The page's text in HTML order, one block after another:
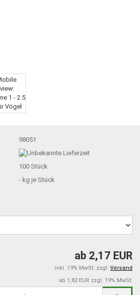
98051
100 Stück
- kg je Stück
ab 2,17 EUR
inkl. 19% MwSt. zzgl. Versand
ab 1,82 EUR zzgl. 19% MwSt.